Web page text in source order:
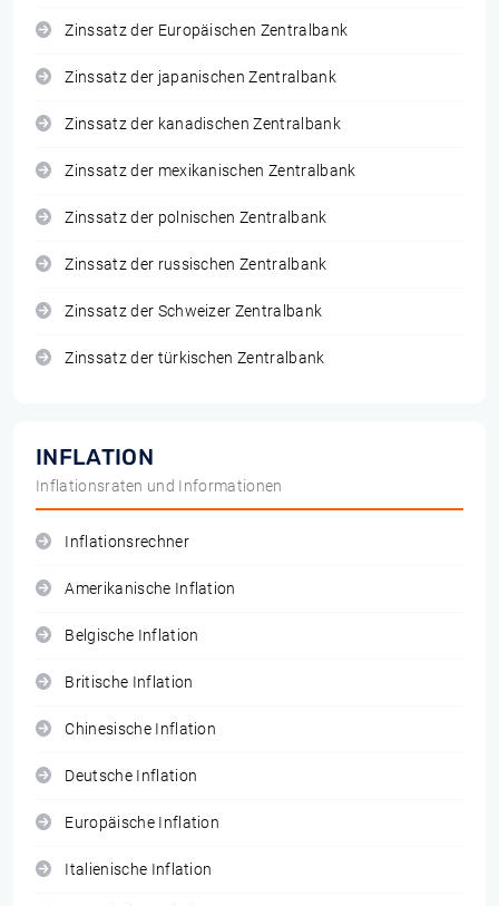
Zinssatz der Europäischen Zentralbank
Zinssatz der japanischen Zentralbank
Zinssatz der kanadischen Zentralbank
Zinssatz der mexikanischen Zentralbank
Zinssatz der polnischen Zentralbank
Zinssatz der russischen Zentralbank
Zinssatz der Schweizer Zentralbank
Zinssatz der türkischen Zentralbank
INFLATION
Inflationsraten und Informationen
Inflationsrechner
Amerikanische Inflation
Belgische Inflation
Britische Inflation
Chinesische Inflation
Deutsche Inflation
Europäische Inflation
Italienische Inflation